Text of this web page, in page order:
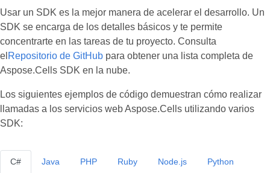
Usar un SDK es la mejor manera de acelerar el desarrollo. Un
SDK se encarga de los detalles básicos y te permite
concentrarte en las tareas de tu proyecto. Consulta
el Repositorio de GitHub para obtener una lista completa de
Aspose.Cells SDK en la nube.
Los siguientes ejemplos de código demuestran cómo realizar
llamadas a los servicios web Aspose.Cells utilizando varios
SDK:
C# Java PHP Ruby Node.js Python